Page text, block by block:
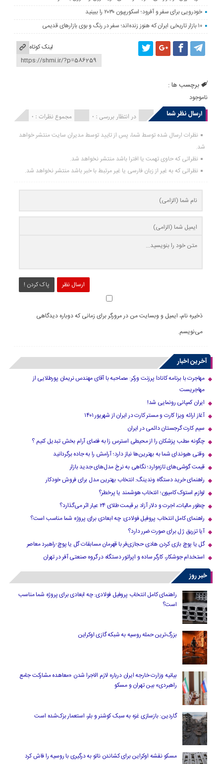
خودرویی برای سفر و آفرود؛ اسکورپیون ۲۰۳۰ را ببینید
۱۰ بازار تاریخی ایران که هنوز زنده‌اند؛ سفر در رنگ و بوی بازارهای قدیمی
لینک کوتاه
برچسب ها :
ناموجود
ارسال نظر شما مجموع نظرات : 0 در انتظار بررسی : 0 انتشار یافته : 0
نظرات ارسال شده توسط شما، پس از تایید توسط مدیران سایت منتشر خواهد
شد.
نظراتی که حاوی تهمت یا افترا باشد منتشر نخواهد شد.
نظراتی که به غیر از زبان فارسی یا غیر مرتبط با خبر باشد منتشر نخواهد شد.
ارسال نظر پاک کردن !
ذخیره نام، ایمیل و وبسایت من در مرورگر برای زمانی که دوباره دیدگاهی
می‌نویسم.
آخرین اخبار
مهاجرت با برنامه کانادا پرزنت ورکر: مصاحبه با آقای مهندس نریمان پورطلایی از
مهاجریست
ایران کمپانی رونمایی شد!
آغاز ارائه ویزا کارت و مستر کارت در ایران از شهریور ۱۴۰۱
سیم کارت گرجستان دائمی در ایران
چگونه مطب پزشکان را از محیطی استرس زا به فضای آرام بخش تبدیل کنیم ؟
وقتی هیوندای شما به بهترین‌ها نیاز دارد؛ آرامش را به جاده برگردانید
قیمت گوشی‌های تازه‌وارد؛ نگاهی به نرخ مدل‌های جدید بازار
راهنمای خرید دستگاه وندینگ: انتخاب بهترین مدل برای فروش خودکار
لوازم استوک کامیون؛ انتخاب هوشمند یا پرخطر؟
چطور مالیات، اجرت و دلار آزاد بر قیمت طلای ۲۴ عیار اثر می‌گذارد؟
راهنمای کامل انتخاب پروفیل فولادی: چه ابعادی برای پروژه شما مناسب است؟
آیا تزریق ژل برای صورت ضرر دارد​؟
گل یا پوچ بازی کردن هادی حجازی‌فر با قهرمان مسابقات گل یا پوچ-راهبرد معاصر
استخدام جوشکار، کارگر ساده و اپراتور دستگاه در گروه صنعتی آفر در تهران
خبر روز
راهنمای کامل انتخاب پروفیل فولادی: چه ابعادی برای پروژه شما مناسب
است؟
بزرگ‌ترین حمله روسیه به شبکه گازی اوکراین
بیانیه وزارت خارجه ایران درباره لازم‌ الاجرا شدن «معاهده مشارکت جامع
راهبردی» بین تهران و مسکو
گاردین: بازسازی غزه به سبک کوشنر و بلر، استعمار بزک‌شده است
مسکو نقشه اوکراین برای کشاندن ناتو به درگیری با روسیه را فاش کرد